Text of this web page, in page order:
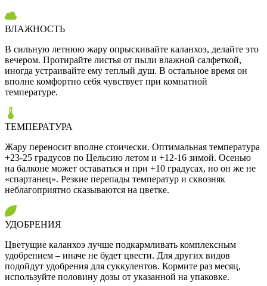
ВЛАЖНОСТЬ
В сильную летнюю жару опрыскивайте каланхоэ, делайте это
вечером. Протирайте листья от пыли влажной салфеткой,
иногда устраивайте ему теплый душ. В остальное время он
вполне комфортно себя чувствует при комнатной
температуре.
ТЕМПЕРАТУРА
Жару переносит вполне стоически. Оптимальная температура
+23-25 градусов по Цельсию летом и +12-16 зимой. Осенью
на балконе может оставаться и при +10 градусах, но он же не
«спартанец». Резкие перепады температур и сквозняк
неблагоприятно сказываются на цветке.
УДОБРЕНИЯ
Цветущие каланхоэ лучше подкармливать комплексным
удобрением – иначе не будет цвести. Для других видов
подойдут удобрения для суккулентов. Кормите раз месяц,
используйте половину дозы от указанной на упаковке.